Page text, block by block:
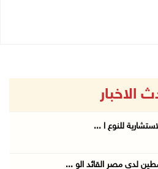
الاخبار
للنوع ا ...
لدى مصر القائد الو ...